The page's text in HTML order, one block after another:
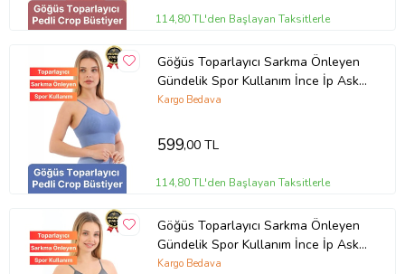
114,80 TL'den Başlayan Taksitlerle
Göğüs Toparlayıcı Sarkma Önleyen
Gündelik Spor Kullanım İnce İp Askılı
Pedli Çizgili Crop Büstiyer (Mavi)
Kargo Bedava
599,00 TL
114,80 TL'den Başlayan Taksitlerle
Göğüs Toparlayıcı Sarkma Önleyen
Gündelik Spor Kullanım İnce İp Askılı
Pedli Çizgili Crop Büstiyer (Gri)
Kargo Bedava